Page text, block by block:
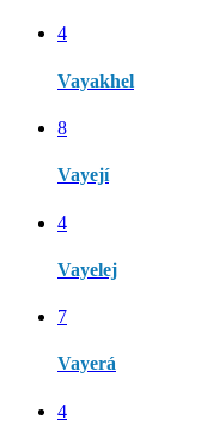
4
Vayakhel
8
Vayejí
4
Vayelej
7
Vayerá
4